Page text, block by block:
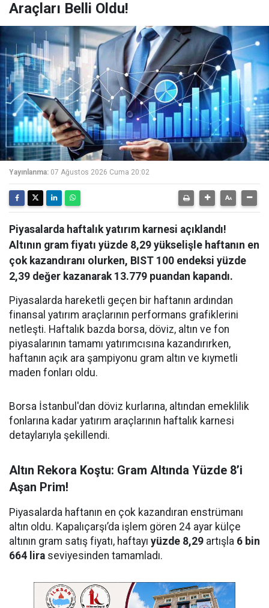
Araçları Belli Oldu!
Yayınlanma: 07 Ağustos 2026 Cuma 20:02
Piyasalarda haftalık yatırım karnesi açıklandı!
Altının gram fiyatı yüzde 8,29 yükselişle haftanın en
çok kazandıranı olurken, BIST 100 endeksi yüzde
2,39 değer kazanarak 13.779 puandan kapandı.
Piyasalarda hareketli geçen bir haftanın ardından
finansal yatırım araçlarının performans grafiklerini
netleşti. Haftalık bazda borsa, döviz, altın ve fon
piyasalarının tamamı yatırımcısına kazandırırken,
haftanın açık ara şampiyonu gram altın ve kıymetli
maden fonları oldu.
Borsa İstanbul'dan döviz kurlarına, altından emeklilik
fonlarına kadar yatırım araçlarının haftalık karnesi
detaylarıyla şekillendi.
Altın Rekora Koştu: Gram Altında Yüzde 8’i
Aşan Prim!
Piyasalarda haftanın en çok kazandıran enstrümanı
altın oldu. Kapalıçarşı’da işlem gören 24 ayar külçe
altının gram satış fiyatı, haftayı yüzde 8,29 artışla 6 bin
664 lira seviyesinden tamamladı.